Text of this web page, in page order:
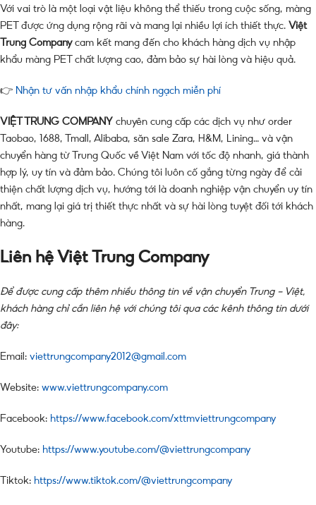
Với vai trò là một loại vật liệu không thể thiếu trong cuộc sống, màng
PET được ứng dụng rộng rãi và mang lại nhiều lợi ích thiết thực. Việt
Trung Companycam kết mang đến cho khách hàng dịch vụ nhập
khẩu màng PET chất lượng cao, đảm bảo sự hài lòng và hiệu quả.
👉 Nhận tư vấn nhập khẩu chính ngạch miễn phí
VIỆT TRUNG COMPANY chuyên cung cấp các dịch vụ như order
Taobao, 1688, Tmall, Alibaba, săn sale Zara, H&M, Lining… và vận
chuyển hàng từ Trung Quốc về Việt Nam với tốc độ nhanh, giá thành
hợp lý, uy tín và đảm bảo. Chúng tôi luôn cố gắng từng ngày để cải
thiện chất lượng dịch vụ, hướng tới là doanh nghiệp vận chuyển uy tín
nhất, mang lại giá trị thiết thực nhất và sự hài lòng tuyệt đối tới khách
hàng.
Liên hệ Việt Trung Company
Để được cung cấp thêm nhiều thông tin về vận chuyển Trung – Việt,
khách hàng chỉ cần liên hệ với chúng tôi qua các kênh thông tin dưới
đây:
Email: viettrungcompany2012@gmail.com
Website: www.viettrungcompany.com
Facebook: https://www.facebook.com/xttmviettrungcompany
Youtube: https://www.youtube.com/@viettrungcompany
Tiktok: https://www.tiktok.com/@viettrungcompany